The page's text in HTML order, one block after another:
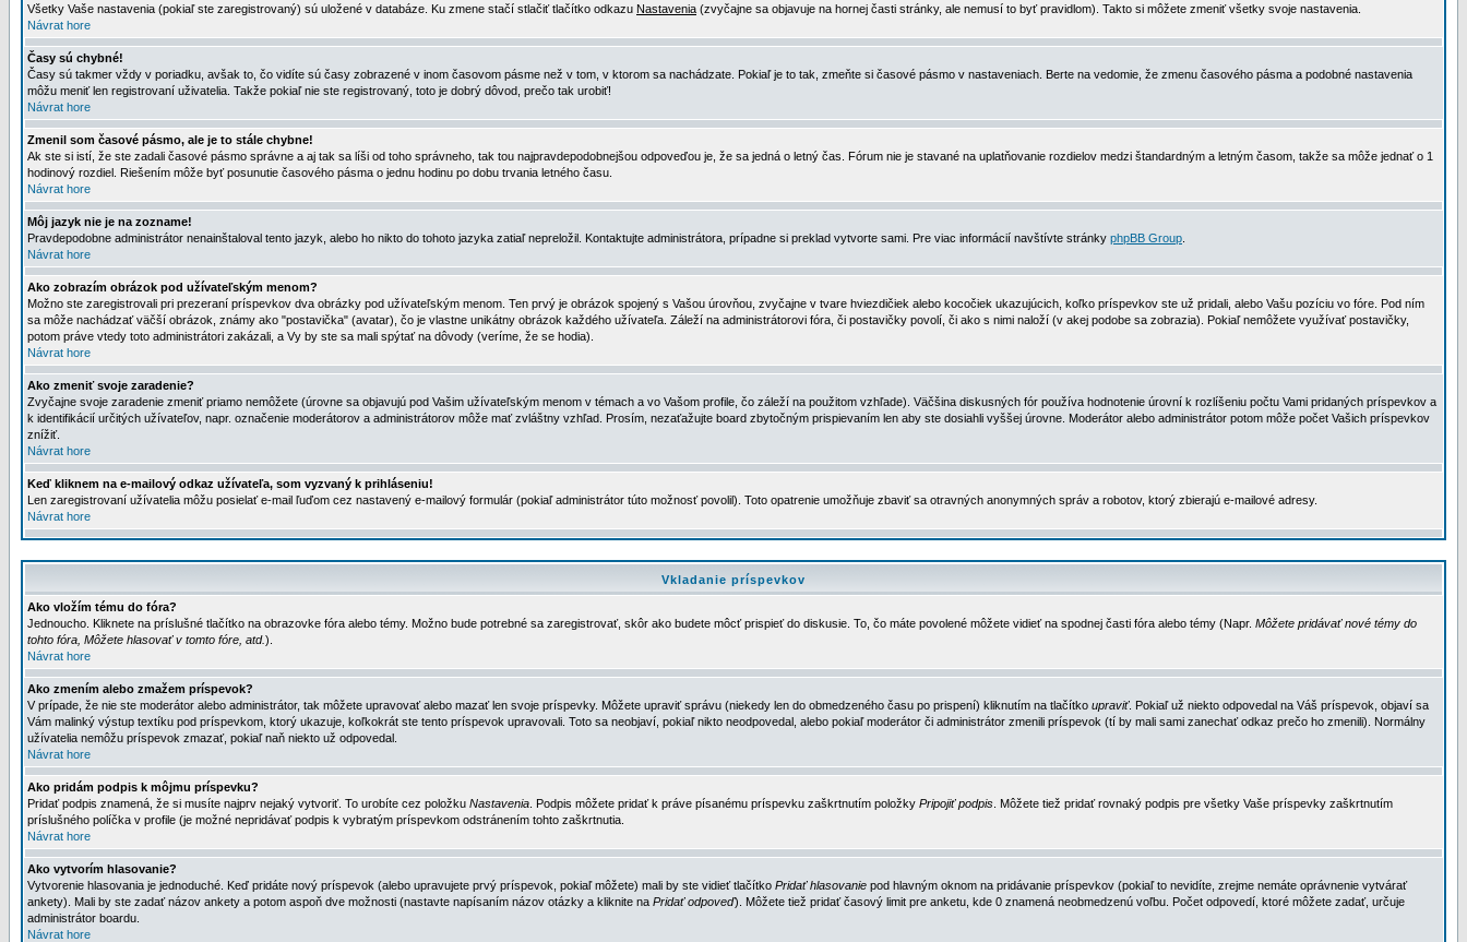
Všetky Vaše nastavenia (pokiaľ ste zaregistrovaný) sú uložené v databáze. Ku zmene stačí stlačiť tlačítko odkazu Nastavenia (zvyčajne sa objavuje na hornej časti stránky, ale nemusí to byť pravidlom). Takto si môžete zmeniť všetky svoje nastavenia.
Návrat hore
Časy sú chybné!
Časy sú takmer vždy v poriadku, avšak to, čo vidíte sú časy zobrazené v inom časovom pásme než v tom, v ktorom sa nachádzate. Pokiaľ je to tak, zmeňte si časové pásmo v nastaveniach. Berte na vedomie, že zmenu časového pásma a podobné nastavenia
môžu meniť len registrovaní uživatelia. Takže pokiaľ nie ste registrovaný, toto je dobrý dôvod, prečo tak urobiť!
Návrat hore
Zmenil som časové pásmo, ale je to stále chybne!
Ak ste si istí, že ste zadali časové pásmo správne a aj tak sa líši od toho správneho, tak tou najpravdepodobnejšou odpoveďou je, že sa jedná o letný čas. Fórum nie je stavané na uplatňovanie rozdielov medzi štandardným a letným časom, takže sa môže jednať o 1
hodinový rozdiel. Riešením môže byť posunutie časového pásma o jednu hodinu po dobu trvania letného času.
Návrat hore
Môj jazyk nie je na zozname!
Pravdepodobne administrátor nenainštaloval tento jazyk, alebo ho nikto do tohoto jazyka zatiaľ nepreložil. Kontaktujte administrátora, prípadne si preklad vytvorte sami. Pre viac informácií navštívte stránky phpBB Group
Návrat hore
Ako zobrazím obrázok pod užívateľským menom?
Možno ste zaregistrovali pri prezeraní príspevkov dva obrázky pod užívateľským menom. Ten prvý je obrázok spojený s Vašou úrovňou, zvyčajne v tvare hviezdičiek alebo kocočiek ukazujúcich, koľko príspevkov ste už pridali, alebo Vašu pozíciu vo fóre. Pod ním
sa môže nachádzať väčší obrázok, známy ako "postavička" (avatar), čo je vlastne unikátny obrázok každého užívateľa. Záleží na administrátorovi fóra, či postavičky povolí, či ako s nimi naloží (v akej podobe sa zobrazia). Pokiaľ nemôžete využívať postavičky,
potom práve vtedy toto administrátori zakázali, a Vy by ste sa mali spýtať na dôvody (veríme, že se hodia).
Návrat hore
Ako zmeniť svoje zaradenie?
Zvyčajne svoje zaradenie zmeniť priamo nemôžete (úrovne sa objavujú pod Vašim užívateľským menom v témach a vo Vašom profile, čo záleží na použitom vzhľade). Väčšina diskusných fór používa hodnotenie úrovní k rozlíšeniu počtu Vami pridaných príspevkov a
k identifikácií určitých užívateľov, napr. označenie moderátorov a administrátorov môže mať zvláštny vzhľad. Prosím, nezaťažujte board zbytočným prispievaním len aby ste dosiahli vyššej úrovne. Moderátor alebo administrátor potom môže počet Vašich príspevkov
znížiť.
Návrat hore
Keď kliknem na e-mailový odkaz užívateľa, som vyzvaný k prihláseniu!
Len zaregistrovaní užívatelia môžu posielať e-mail ľuďom cez nastavený e-mailový formulár (pokiaľ administrátor túto možnosť povolil). Toto opatrenie umožňuje zbaviť sa otravných anonymných správ a robotov, ktorý zbierajú e-mailové adresy.
Návrat hore
Vkladanie príspevkov
Ako vložím tému do fóra?
Jednoucho. Kliknete na príslušné tlačítko na obrazovke fóra alebo témy. Možno bude potrebné sa zaregistrovať, skôr ako budete môcť prispieť do diskusie. To, čo máte povolené môžete vidieť na spodnej časti fóra alebo témy (Napr. Môžete pridávať nové témy do
tohto fóra, Môžete hlasovať v tomto fóre, atd.).
Návrat hore
Ako zmením alebo zmažem príspevok?
V prípade, že nie ste moderátor alebo administrátor, tak môžete upravovať alebo mazať len svoje príspevky. Môžete upraviť správu (niekedy len do obmedzeného času po prispení) kliknutím na tlačítko upraviť. Pokiaľ už niekto odpovedal na Váš príspevok, objaví sa
Vám malinký výstup textíku pod príspevkom, ktorý ukazuje, koľkokrát ste tento príspevok upravovali. Toto sa neobjaví, pokiaľ nikto neodpovedal, alebo pokiaľ moderátor či administrátor zmenili príspevok (tí by mali sami zanechať odkaz prečo ho zmenili). Normálny
užívatelia nemôžu príspevok zmazať, pokiaľ naň niekto už odpovedal.
Návrat hore
Ako pridám podpis k môjmu príspevku?
Pridať podpis znamená, že si musíte najprv nejaký vytvoriť. To urobíte cez položku Nastavenia . Podpis môžete pridať k práve písanému príspevku zaškrtnutím položky Pripojiť podpis . Môžete tiež pridať rovnaký podpis pre všetky Vaše príspevky zaškrtnutím
príslušného políčka v profile (je možné nepridávať podpis k vybratým príspevkom odstránením tohto zaškrtnutia.
Návrat hore
Ako vytvorím hlasovanie?
Vytvorenie hlasovania je jednoduché. Keď pridáte nový príspevok (alebo upravujete prvý príspevok, pokiaľ môžete) mali by ste vidieť tlačítko Pridať hlasovanie pod hlavným oknom na pridávanie príspevkov (pokiaľ to nevidíte, zrejme nemáte oprávnenie vytvárať
ankety). Mali by ste zadať názov ankety a potom aspoň dve možnosti (nastavte napísaním názov otázky a kliknite na Pridať odpoveď). Môžete tiež pridať časový limit pre anketu, kde 0 znamená neobmedzenú voľbu. Počet odpovedí, ktoré môžete zadať, určuje
administrátor boardu.
Návrat hore